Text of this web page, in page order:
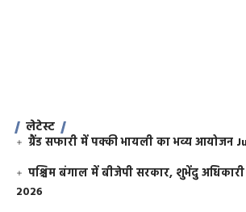
लेटेस्ट
ग्रैंड सफारी में पक्की भायली का भव्य आयोजन
पश्चिम बंगाल में बीजेपी सरकार, शुभेंदु
2026